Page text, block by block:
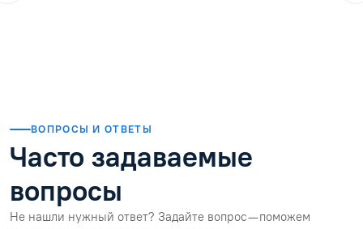
ВОПРОСЫ И ОТВЕТЫ
Часто задаваемые
вопросы
Не нашли нужный ответ? Задайте вопрос — поможем